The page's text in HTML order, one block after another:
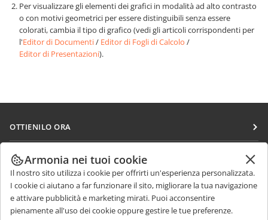
Per visualizzare gli elementi dei grafici in modalità ad alto contrasto
o con motivi geometrici per essere distinguibili senza essere
colorati, cambia il tipo di grafico (vedi gli articoli corrispondenti per
l'Editor di Documenti/ Editor di Fogli di Calcolo /
Editor di Presentazioni).
OTTIENILO ORA
Docs
DocSpace
Workspace
Connettori
COLLABORA
Per i contributori
Per i traduttori
Per gli influencer
RICEVI NOTIZIE
Blog
RICEVI AIUTO
Armonia nei tuoi cookie
Il nostro sito utilizza i cookie per offrirti un'esperienza personalizzata.
I cookie ci aiutano a far funzionare il sito, migliorare la tua navigazione
e attivare pubblicità e marketing mirati. Puoi acconsentire
pienamente all'uso dei cookie oppure gestire le tue preferenze.